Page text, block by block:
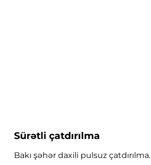
Sürətli çatdırılma
Bakı şəhər daxili pulsuz çatdırılma.